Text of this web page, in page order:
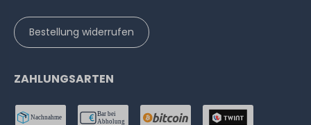
Bestellung widerrufen
ZAHLUNGSARTEN